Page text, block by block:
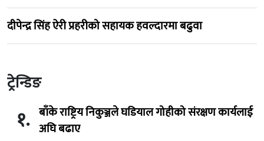
दीपेन्द्र सिंह ऐरी प्रहरीको सहायक हवल्दारमा बढुवा
ट्रेन्डिङ
१. बाँके राष्ट्रिय निकुञ्जले घडियाल गोहीको संरक्षण कार्यलाई
अघि बढाए